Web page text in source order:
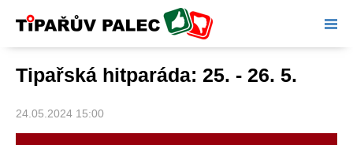
Tipařův palec
Tipařská hitparáda: 25. - 26. 5.
24.05.2024 15:00